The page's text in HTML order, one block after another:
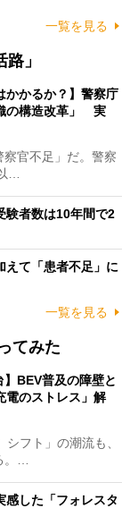
一覧を見る
」
かかるか？】警察庁
の構造改革」 実
官不足」だ。警察
…
験者数は10年間で2
えて「患者不足」に
一覧を見る
てみた
】BEV普及の障壁と
電のストレス」解
フト」の潮流も、
。…
感した「フォレスタ